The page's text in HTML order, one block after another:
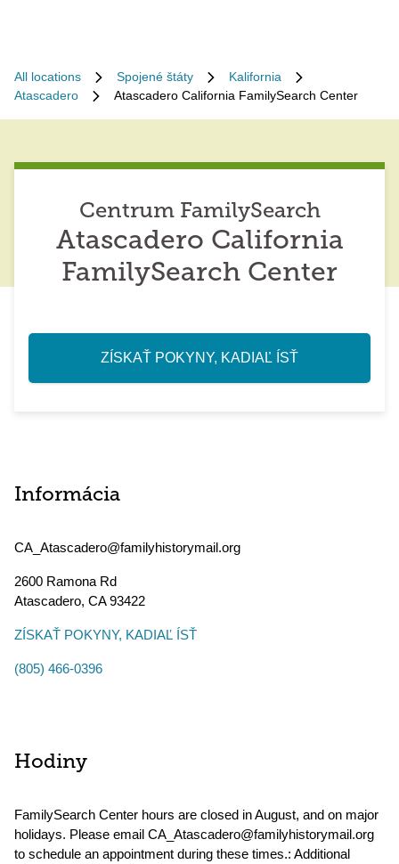
All locations Spojené štáty
Kalifornia
Atascadero
Atascadero California FamilySearch Center
Centrum FamilySearch
Atascadero California
FamilySearch Center
ZÍSKAŤ POKYNY, KADIAĽ ÍSŤ
Informácia
CA_Atascadero@familyhistorymail.org
2600 Ramona Rd
Atascadero, CA93422
ZÍSKAŤ POKYNY, KADIAĽ ÍSŤ
(805) 466-0396
Hodiny
FamilySearch Center hours are closed in August, and on major
holidays. Please email CA_Atascadero@familyhistorymail.org
to schedule an appointment during these times.: Additional